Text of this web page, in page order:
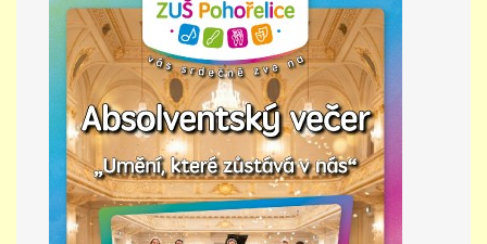
GDPR
ZUŠ Pohořelice
Školní 462
Pohořelice
691 23